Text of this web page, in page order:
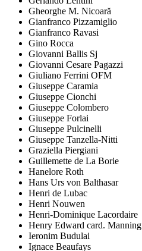
Gheorghe M. Nicoară
Gianfranco Pizzamiglio
Gianfranco Ravasi
Gino Rocca
Giovanni Ballis Sj
Giovanni Cesare Pagazzi
Giuliano Ferrini OFM
Giuseppe Caramia
Giuseppe Cionchi
Giuseppe Colombero
Giuseppe Forlai
Giuseppe Pulcinelli
Giuseppe Tanzella-Nitti
Graziella Piergiani
Guillemette de La Borie
Hanelore Roth
Hans Urs von Balthasar
Henri de Lubac
Henri Nouwen
Henri-Dominique Lacordaire
Henry Edward card. Manning
Ieronim Budulai
Ignace Beaufays